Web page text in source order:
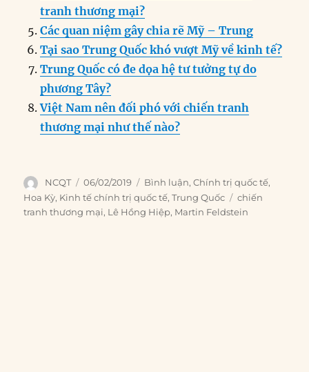
tranh thương mại?
Các quan niệm gây chia rẽ Mỹ – Trung
Tại sao Trung Quốc khó vượt Mỹ về kinh tế?
Trung Quốc có đe dọa hệ tư tưởng tự do
phương Tây?
Việt Nam nên đối phó với chiến tranh
thương mại như thế nào?
Author
NCQT
Posted
on
06/02/2019 Categories
Bình luận,Chính trị quốc tế,
Hoa Kỳ, Kinh tế chính trị quốc tế,Trung Quốc Tags
chiến
tranh thương mại, Lê Hồng Hiệp, Martin Feldstein